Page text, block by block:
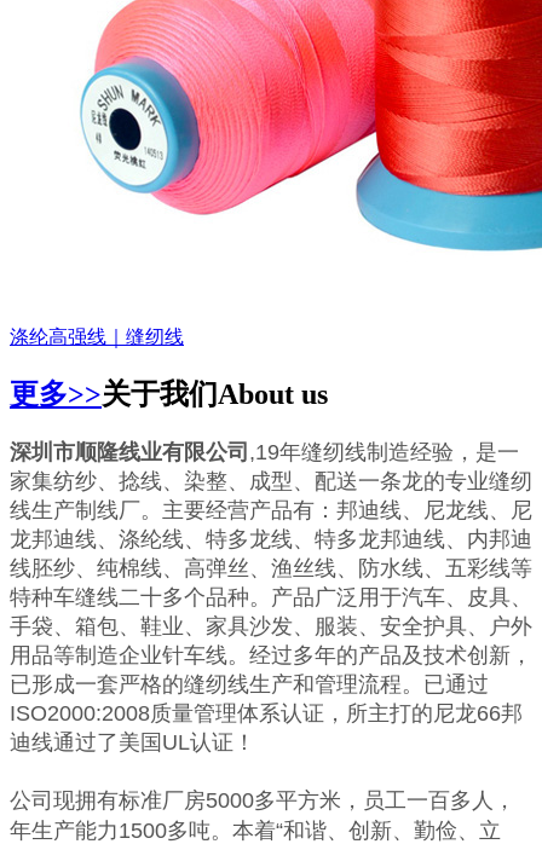
涤纶高强线｜缝纫线
更多>>关于我们About us
深圳市顺隆线业有限公司 ,19年缝纫线制造经验，是一
家集纺纱、捻线、染整、成型、配送一条龙的专业缝纫
线生产制线厂。主要经营产品有：邦迪线、尼龙线、尼
龙邦迪线、涤纶线、特多龙线、特多龙邦迪线、内邦迪
线胚纱、纯棉线、高弹丝、渔丝线、防水线、五彩线等
特种车缝线二十多个品种。产品广泛用于汽车、皮具、
手袋、箱包、鞋业、家具沙发、服装、安全护具、户外
用品等制造企业针车线。经过多年的产品及技术创新，
已形成一套严格的缝纫线生产和管理流程。已通过
ISO2000:2008质量管理体系认证，所主打的尼龙66邦
迪线通过了美国UL认证！
公司现拥有标准厂房5000多平方米，员工一百多人，
年生产能力1500多吨。本着“和谐、创新、勤俭、立